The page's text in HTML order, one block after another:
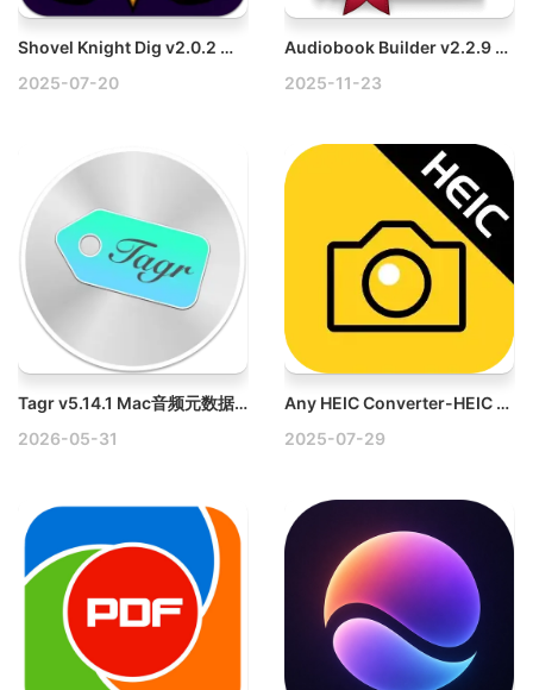
Shovel Knight Dig v2.0.2 Mac铲子骑士破解版
2025-07-20
Audiobook Builder v2.2.9 Mac有声读物工具破解版
2025-11-23
Tagr v5.14.1 Mac音频元数据编辑器
2026-05-31
Any HEIC Converter-HEIC to JPG v1.0.29 Mac轻松将HEIC转换为JPG/PNG
2025-07-29